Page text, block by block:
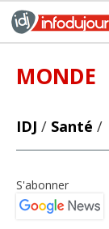
Aller
au
MONDE
IDJ / Santé /
S'abonner